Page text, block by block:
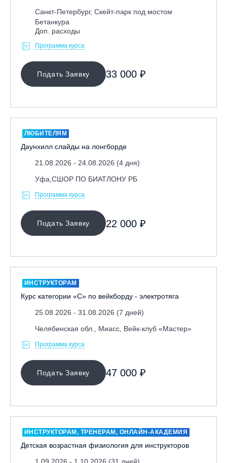
Санкт-Петербург, Скейт-парк под мостом
Бетанкура
Доп. расходы
Программа курса
Подать Заявку 33 000 ₽
ЛЮБИТЕЛЯМ
Даунхилл слайды на лонгборде
21.08.2026 - 24.08.2026 (4 дня)
Уфа,СШОР ПО БИАТЛОНУ РБ
Программа курса
Подать Заявку 22 000 ₽
ИНСТРУКТОРАМ
Курс категории «С» по вейкборду - электротяга
25.08.2026 - 31.08.2026 (7 дней)
Челябинская обл., Миасс, Вейк-клуб «Мастер»
Программа курса
Подать Заявку 47 000 ₽
ИНСТРУКТОРАМ, ТРЕНЕРАМ, ОНЛАЙН-АКАДЕМИЯ
Детская возрастная физиология для инструкторов